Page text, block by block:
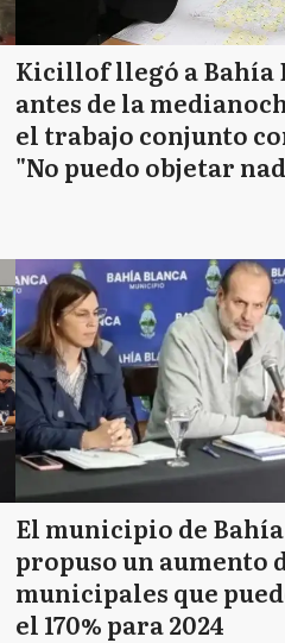
Kicillof llegó a Bahía
antes de la
el trabajo conjunto
"No puedo objetar
El municipio de
propuso un aumento
municipales que
el 170% para 2024